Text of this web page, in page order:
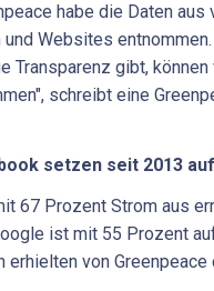
habe die Daten
und Websites
Transparenz gibt,
schreibt eine
setzen seit 2013 auf
67 Prozent Strom aus
ist mit 55 Prozent
erhielten von Greenpeace